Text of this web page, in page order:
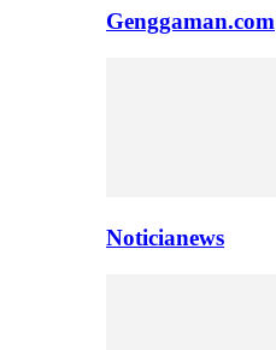
Genggaman.com
Noticianews